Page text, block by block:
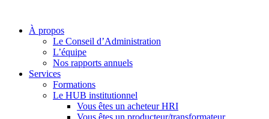
À propos
Le Conseil d’Administration
L’équipe
Nos rapports annuels
Services
Formations
Le HUB institutionnel
Vous êtes un acheteur HRI
Vous êtes un producteur/transformateur